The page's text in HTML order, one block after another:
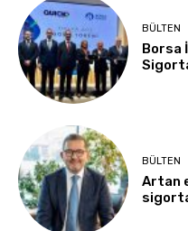
BÜLTEN
Borsa
BÜLTEN
Artan